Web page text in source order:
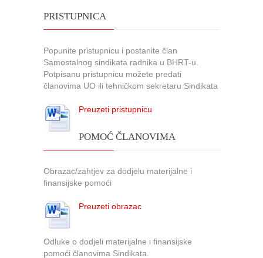
PRISTUPNICA
Popunite pristupnicu i postanite član
Samostalnog sindikata radnika u BHRT-u.
Potpisanu pristupnicu možete predati
članovima UO ili tehničkom sekretaru Sindikata
Preuzeti pristupnicu
POMOĆ ČLANOVIMA
Obrazac/zahtjev za dodjelu materijalne i
finansijske pomoći
Preuzeti obrazac
Odluke o dodjeli materijalne i finansijske
pomoći članovima Sindikata.